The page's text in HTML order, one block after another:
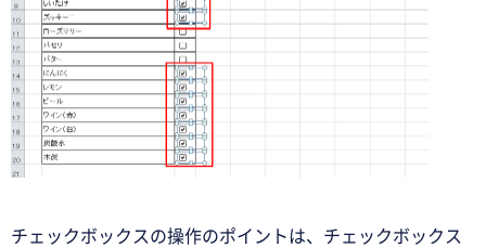
チェックボックスの操作のポイントは、チェックボックス